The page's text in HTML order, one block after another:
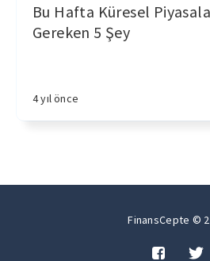
Bu Hafta Küresel
Gereken 5 Şey
4 yıl önce
FinansCepte ©